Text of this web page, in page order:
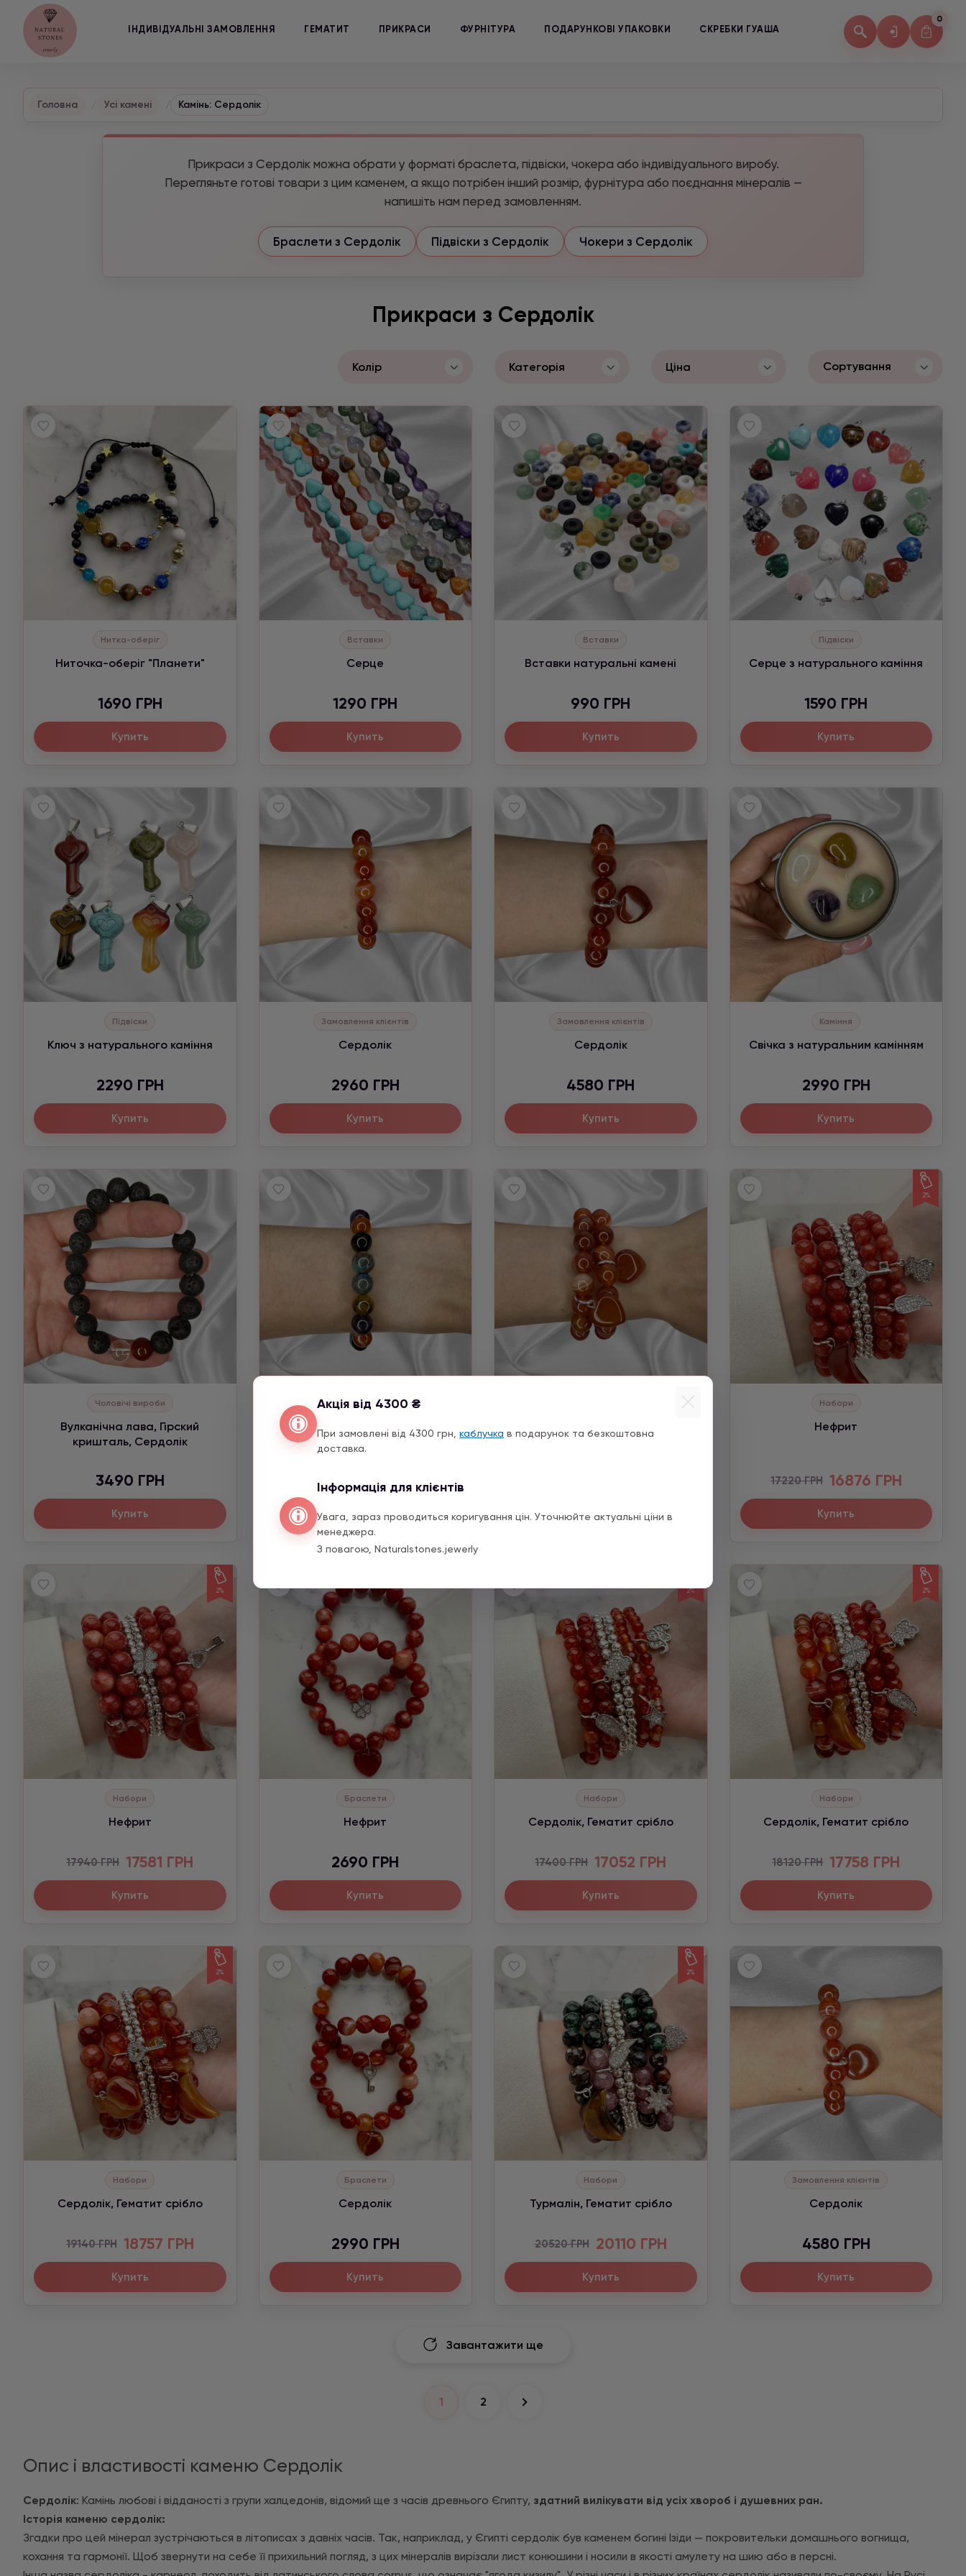
Акція від 4300 ₴
При замовлені від 4300 грн, каблучка в подарунок та безкоштовна
доставка.
Інформація для клієнтів
Увага, зараз проводиться коригування цін. Уточнюйте актуальні ціни в
менеджера.
З повагою, Naturalstones.jewerly
ІНДИВІДУАЛЬНІ ЗАМОВЛЕННЯ ГЕМАТИТ ПРИКРАСИ ФУРНІТУРА ПОДАРУНКОВІ УПАКОВКИ СКРЕБКИ ГУАША
0
Головна Усі камені Камінь: Сердолік
Прикраси з Сердолік можна обрати у форматі браслета, підвіски, чокера або індивідуального виробу.
Перегляньте готові товари з цим каменем, а якщо потрібен інший розмір, фурнітура або поєднання мінералів —
напишіть нам перед замовленням.
Браслети з Сердолік Підвіски з Сердолік Чокери з Сердолік
Прикраси з Сердолік
Колір Категорія Ціна Сортування
Нитка-оберіг
Ниточка-оберіг "Планети"
1690 ГРН
Купить
Вставки
Серце
1290 ГРН
Купить
Вставки
Вставки натуральні камені
990 ГРН
Купить
Підвіски
Серце з натурального каміння
1590 ГРН
Купить
Підвіски
Ключ з натурального каміння
2290 ГРН
Купить
Замовлення клієнтів
Сердолік
2960 ГРН
Купить
Замовлення клієнтів
Сердолік
4580 ГРН
Купить
Каміння
Свічка з натуральним камінням
2990 ГРН
Купить
Чоловічі вироби
Вулканічна лава, Гірский
кришталь, Сердолік
3490 ГРН
Купить
Замовлення клієнтів
Сердолік, Лабрадор,
Хризоколла, Турмалін, Аметист,
Тигрове око
4190 ГРН
Купить
Сердолік
Купить
2%
Набори
Нефрит
17220 ГРН 16876 ГРН
Купить
2%
Набори
Нефрит
17940 ГРН 17581 ГРН
Купить
Браслети
Нефрит
2690 ГРН
Купить
2%
Набори
Сердолік, Гематит срібло
17400 ГРН 17052 ГРН
Купить
2%
Набори
Сердолік, Гематит срібло
18120 ГРН 17758 ГРН
Купить
2%
Набори
Сердолік, Гематит срібло
19140 ГРН 18757 ГРН
Купить
Браслети
Сердолік
2990 ГРН
Купить
2%
Набори
Турмалін, Гематит срібло
20520 ГРН 20110 ГРН
Купить
Замовлення клієнтів
Сердолік
4580 ГРН
Купить
Завантажити ще
1 2
Опис і властивості каменю Сердолік
Сердолік: Камінь любові і відданості з групи халцедонів, відомий ще з часів древнього Єгипту, здатний вилікувати від усіх хвороб і душевних ран.
Історія каменю сердолік:
Згадки про цей мінерал зустрічаються в літописах з давніх часів. Так, наприклад, у Єгипті сердолік був каменем богині Ізіди — покровительки домашнього вогнища,
кохання та гармонії. Щоб звернути на себе її прихильний погляд, з цих мінералів вирізали лист конюшини і носили в якості амулету на шию або в персні.